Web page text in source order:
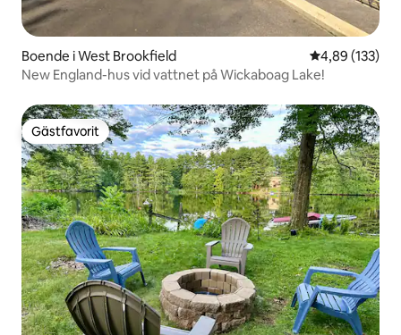
Boende i West Brookfield 4,89 av 5 i
4,89 (133)
New England-hus vid vattnet på Wickaboag Lake!
Gästfavorit
Gästfavorit